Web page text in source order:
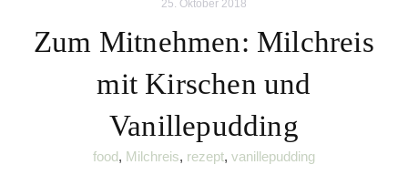
25. Oktober 2018
Zum Mitnehmen: Milchreis
mit Kirschen und
Vanillepudding
food, Milchreis, rezept, vanillepudding